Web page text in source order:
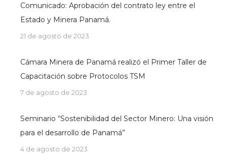
Comunicado: Aprobación del contrato ley entre el
Estado y Minera Panamá.
21 de agosto de 2023
Cámara Minera de Panamá realizó el Primer Taller de
Capacitación sobre Protocolos TSM
7 de agosto de 2023
Seminario “Sostenibilidad del Sector Minero: Una visión
para el desarrollo de Panamá”
4 de agosto de 2023